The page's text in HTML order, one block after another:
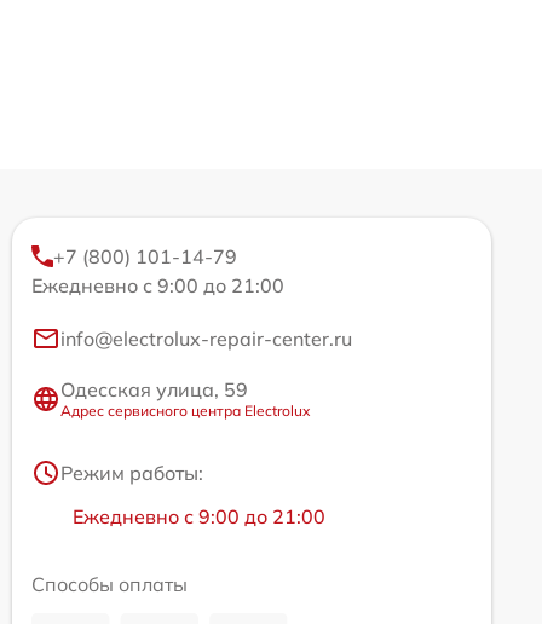
+7 (800) 101-14-79
Ежедневно с 9:00 до 21:00
info@electrolux-repair-center.ru
Одесская улица, 59
Адрес сервисного центра Electrolux
Режим работы:
Ежедневно с 9:00 до 21:00
Способы оплаты